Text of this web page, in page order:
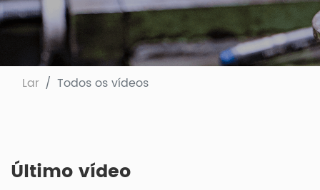
Lar Todos os vídeos
Último vídeo